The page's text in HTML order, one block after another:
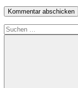
Suchen
nach: